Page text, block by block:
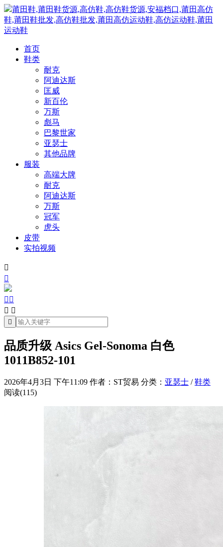
莆田鞋,莆田鞋货源,高仿鞋,高仿鞋货源,安福档口,莆田高仿
鞋,莆田鞋批发,高仿鞋批发,莆田高仿运动鞋,高仿运动鞋,莆田
运动鞋
首页
鞋类
耐克
阿迪达斯
匡威
新百伦
万斯
彪马
巴黎世家
亚瑟士
其他品牌
服装
高端大牌
耐克
阿迪达斯
万斯
冠军
虎头
皮带
实拍视频


 
 

品质升级 Asics Gel-Sonoma 白色
1011B852-101
2026年4月3日 下午11:09 作者：ST贸易 分类： 亚瑟士 /鞋类
阅读(115)